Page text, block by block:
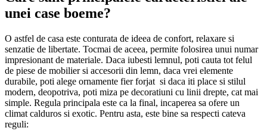
unei case boeme?
O astfel de casa este conturata de ideea de confort, relaxare si
senzatie de libertate. Tocmai de aceea, permite folosirea unui numar
impresionant de materiale. Daca iubesti lemnul, poti cauta tot felul
de piese de mobilier si accesorii din lemn, daca vrei elemente
durabile, poti alege ornamente fier forjat si daca iti place si stilul
modern, deopotriva, poti miza pe decoratiuni cu linii drepte, cat mai
simple. Regula principala este ca la final, incaperea sa ofere un
climat calduros si exotic. Pentru asta, este bine sa respecti cateva
reguli: